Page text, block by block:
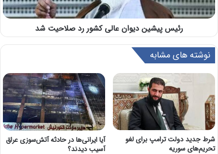
رئیس پیشین دیوان عالی کشور رد صلاحیت شد
نوشته های مشابه
شرط جدید دولت ترامپ برای لغو
تحریم‌های سوریه
آیا ایرانی‌ها در حادثه آتش‌سوزی عراق
آسیب دیدند؟